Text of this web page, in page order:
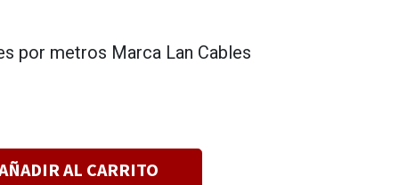
por metros Marca Lan Cables
AL CARRITO